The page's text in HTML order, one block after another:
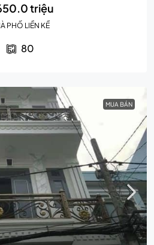
triệu
PHỐ LIỀN KỀ
80
MUA BÁN